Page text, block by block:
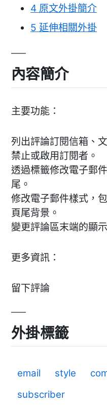
4 原文外掛簡介
5 延伸相關外掛
內容簡介
主要功能：
列出評論訂閱信箱、
禁止或啟用訂閱者。
透過標籤修改電子郵
尾。
修改電子郵件樣式，
頁尾背景。
變更評論區末端的顯
更多資訊：
留下評論
外掛標籤
email style
subscriber